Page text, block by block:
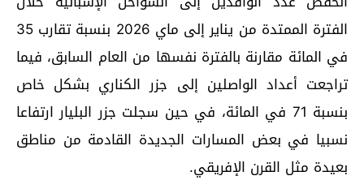
الفترة الممتدة من يناير إلى ماي 2026 بنسبة تقارب 35
في المائة مقارنة بالفترة نفسها من العام السابق، فيما
تراجعت أعداد الواصلين إلى جزر الكناري بشكل خاص
بنسبة 71 في المائة، في حين سجلت جزر البليار ارتفاعا
نسبيا في بعض المسارات الجديدة القادمة من مناطق
بعيدة مثل القرن الإفريقي.